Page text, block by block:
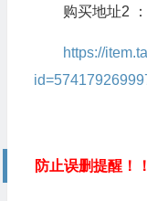
购买地址2 ：
https://
防止误删提醒！